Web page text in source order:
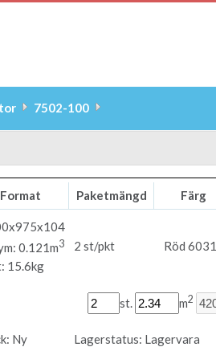
7502-100
Format Paketmängd Färg
0.121m3
15.6kg
2 st/pkt Röd 6031
st. m2
Ny Lagerstatus: Lagervara